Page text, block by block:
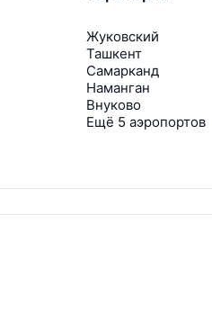
Жуковский
Ташкент
Самарканд
Наманган
Внуково
Ещё 5 аэропортов